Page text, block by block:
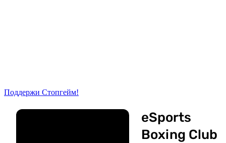
Поддержи Стопгейм!
eSports
Boxing Club